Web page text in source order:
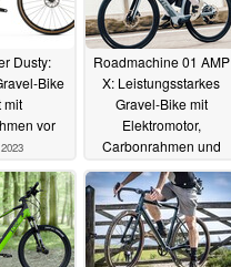
Dusty:
Bike
mit
vor
Roadmachine 01 AMP
X: Leistungsstarkes
Gravel-Bike mit
Elektromotor,
Carbonrahmen und
Ausstattung19.11.2022